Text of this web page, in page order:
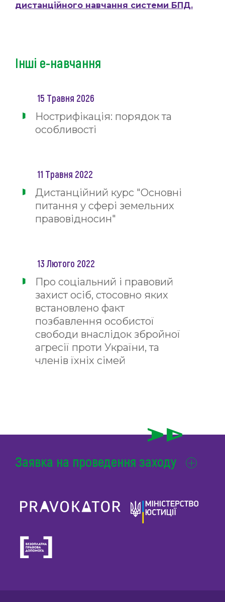
дистанційного навчання системи БПД.
Інші е-навчання
15 Травня 2026
Нострифікація: порядок та
особливості
11 Травня 2022
Дистанційний курс "Основні
питання у сфері земельних
правовідносин"
13 Лютого 2022
Про соціальний і правовий
захист осіб, стосовно яких
встановлено факт
позбавлення особистої
свободи внаслідок збройної
агресії проти України, та
членів їхніх сімей
Заявка на проведення заходу